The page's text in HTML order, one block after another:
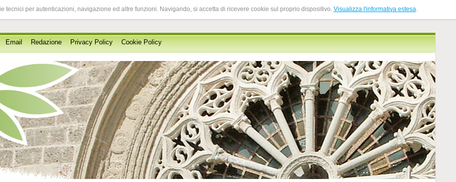
tecnici per autenticazioni, navigazione ed altre funzioni. Navigando, si accetta di ricevere cookie sul proprio dispositivo. Visualizza l'informativa estesa.
Email Redazione Privacy Policy Cookie Policy